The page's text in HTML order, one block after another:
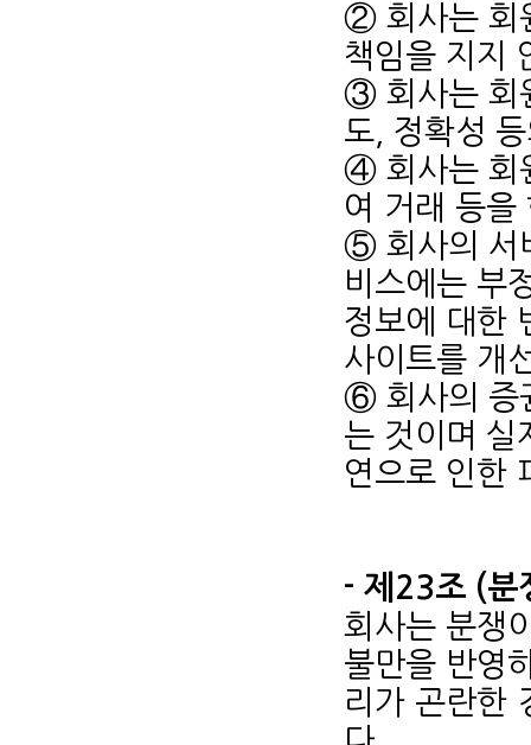
② 회사는 회
책임을 지지
③ 회사는 회
도, 정확성
④ 회사는 회
여 거래 등을
⑤ 회사의 서
비스에는 부
정보에 대한
사이트를 개
⑥ 회사의 증
는 것이며 실
연으로 인한
- 제23조 (분
회사는 분쟁
불만을 반영
리가 곤란한